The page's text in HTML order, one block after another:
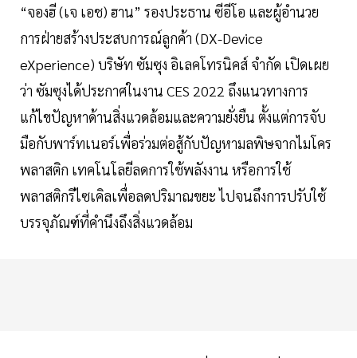
“จองฮี (เจ เอช) ฮาน” รองประธาน ซีอีโอ และผู้อำนวย
การฝ่ายสร้างประสบการณ์ลูกค้า (DX-Device
eXperience) บริษัท ซัมซุง อิเลคโทรนิคส์ จำกัด เปิดเผย
ว่า ซัมซุงได้ประกาศในงาน CES 2022 ถึงแนวทางการ
แก้ไขปัญหาด้านสิ่งแวดล้อมและความยั่งยืน ตั้งแต่การจับ
มือกับพาร์ทเนอร์เพื่อร่วมต่อสู้กับปัญหามลพิษจากไมโคร
พลาสติก เทคโนโลยีลดการใช้พลังงาน หรือการใช้
พลาสติกรีไซเคิลเพื่อลดปริมาณขยะ ไปจนถึงการปรับใช้
บรรจุภัณฑ์ที่คำนึงถึงสิ่งแวดล้อม